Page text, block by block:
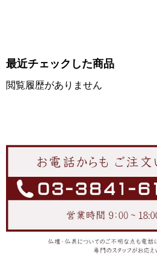
最近チェックした商品
閲覧履歴がありません